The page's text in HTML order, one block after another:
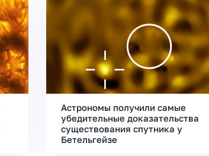
Астрономы получили самые
убедительные доказательства
существования спутника у
Бетельгейзе